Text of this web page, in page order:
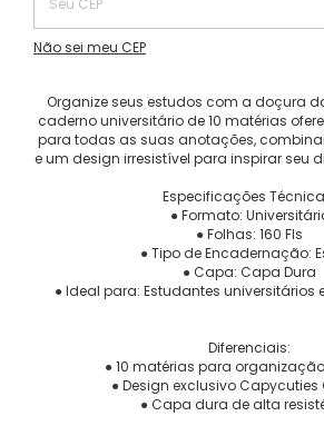
Não sei meu CEP
Organize seus estudos com a doçura
caderno universitário de 10 matérias
para todas as suas anotações,
e um design irresistível para inspirar seu
Especificações
● Formato:
● Folhas: 160 Fls
● Tipo de Encadernação:
● Capa: Capa Dura
● Ideal para: Estudantes universitários
Diferenciais:
● 10 matérias para
● Design exclusivo
● Capa dura de alta